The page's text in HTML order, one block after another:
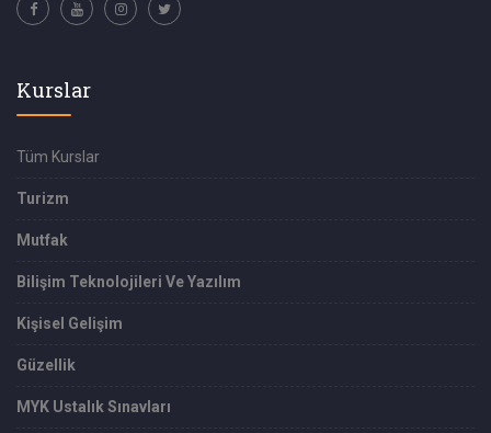
Kurslar
Tüm Kurslar
Turizm
Mutfak
Bilişim Teknolojileri Ve Yazılım
Kişisel Gelişim
Güzellik
MYK Ustalık Sınavları